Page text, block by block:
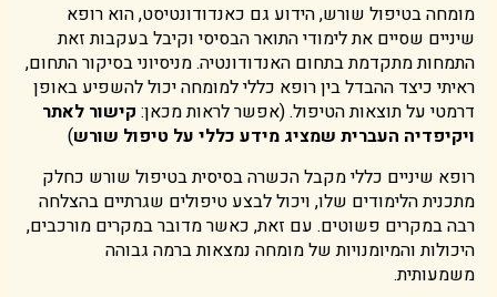
מומחה בטיפול שורש, הידוע גם כאנדודונטיסט, הוא רופא
שיניים שסיים את לימודי התואר הבסיסי וקיבל בעקבות זאת
התמחות מתקדמת בתחום האנדודונטיה. מניסיוני בסיקור התחום,
ראיתי כיצד ההבדל בין רופא כללי למומחה יכול להשפיע באופן
דרמטי על תוצאות הטיפול. (אפשר לראות מכאן: קישור לאתר
ויקיפדיה העברית שמציג מידע כללי על טיפול שורש)
רופא שיניים כללי מקבל הכשרה בסיסית בטיפול שורש כחלק
מתכנית הלימודים שלו, ויכול לבצע טיפולים שגרתיים בהצלחה
רבה במקרים פשוטים. עם זאת, כאשר מדובר במקרים מורכבים,
היכולות והמיומנויות של מומחה נמצאות ברמה גבוהה
משמעותית.